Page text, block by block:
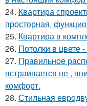
24. Квартира
просторная,
25. Квартира в
26. Потолки в цвете
27. Правильное
встраивается не ,
комфорт.
28. Стильная